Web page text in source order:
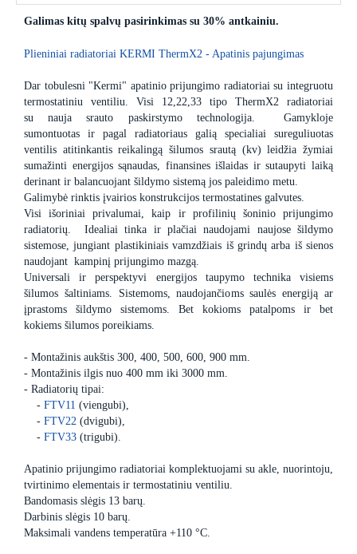
Galimas kitų spalvų pasirinkimas su 30% antkainiu.
Plieniniai radiatoriai KERMI ThermX2 - Apatinis pajungimas
Dar tobulesni "Kermi" apatinio prijungimo radiatoriai su integruotu
termostatiniu ventiliu. Visi 12,22,33 tipo ThermX2 radiatoriai
su nauja srauto paskirstymo technologija. Gamykloje
sumontuotas ir pagal radiatoriaus galią specialiai sureguliuotas
ventilis atitinkantis reikalingą šilumos srautą (kv) leidžia žymiai
sumažinti energijos sąnaudas, finansines išlaidas ir sutaupyti laiką
derinant ir balancuojant šildymo sistemą jos paleidimo metu.
Galimybė rinktis įvairios konstrukcijos termostatines galvutes.
Visi išoriniai privalumai, kaip ir profilinių šoninio prijungimo
radiatorių. Idealiai tinka ir plačiai naudojami naujose šildymo
sistemose, jungiant plastikiniais vamzdžiais iš grindų arba iš sienos
naudojant kampinį prijungimo mazgą.
Universali ir perspektyvi energijos taupymo technika visiems
šilumos šaltiniams. Sistemoms, naudojančioms saulės energiją ar
įprastoms šildymo sistemoms. Bet kokioms patalpoms ir bet
kokiems šilumos poreikiams.
- Montažinis aukštis 300, 400, 500, 600, 900 mm.
- Montažinis ilgis nuo 400 mm iki 3000 mm.
- Radiatorių tipai:
- FTV11 (viengubi),
- FTV22 (dvigubi),
- FTV33 (trigubi).
Apatinio prijungimo radiatoriai komplektuojami su akle, nuorintoju,
tvirtinimo elementais ir termostatiniu ventiliu.
Bandomasis slėgis 13 barų.
Darbinis slėgis 10 barų.
Maksimali vandens temperatūra +110 °C.